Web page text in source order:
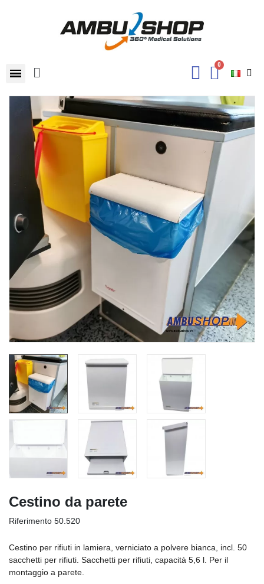
Cestino da parete
Riferimento 50.520
Cestino per rifiuti in lamiera, verniciato a polvere bianca, incl. 50
sacchetti per rifiuti. Sacchetti per rifiuti, capacità 5,6 l. Per il
montaggio a parete.